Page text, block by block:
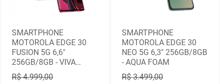
SMARTPHONE
MOTOROLA EDGE 30
FUSION 5G 6,6"
256GB/8GB - VIVA
MAGENTA
R$ 4.999,00
SMARTPHONE
MOTOROLA EDGE 30
NEO 5G 6,3" 256GB/8GB
- AQUA FOAM
R$ 3.499,00